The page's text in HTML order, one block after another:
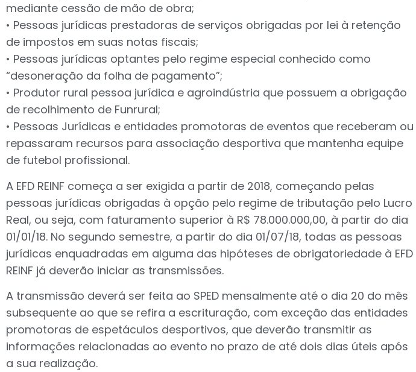
mediante cessão de mão de obra;
• Pessoas jurídicas prestadoras de serviços obrigadas por lei à retenção
de impostos em suas notas fiscais;
• Pessoas jurídicas optantes pelo regime especial conhecido como
“desoneração da folha de pagamento”;
• Produtor rural pessoa jurídica e agroindústria que possuem a obrigação
de recolhimento de Funrural;
• Pessoas Jurídicas e entidades promotoras de eventos que receberam ou
repassaram recursos para associação desportiva que mantenha equipe
de futebol profissional.
A EFD REINF começa a ser exigida a partir de 2018, começando pelas
pessoas jurídicas obrigadas à opção pelo regime de tributação pelo Lucro
Real, ou seja, com faturamento superior à R$ 78.000.000,00, à partir do dia
01/01/18. No segundo semestre, a partir do dia 01/07/18, todas as pessoas
jurídicas enquadradas em alguma das hipóteses de obrigatoriedade à EFD
REINF já deverão iniciar as transmissões.
A transmissão deverá ser feita ao SPED mensalmente até o dia 20 do mês
subsequente ao que se refira a escrituração, com exceção das entidades
promotoras de espetáculos desportivos, que deverão transmitir as
informações relacionadas ao evento no prazo de até dois dias úteis após
a sua realização.